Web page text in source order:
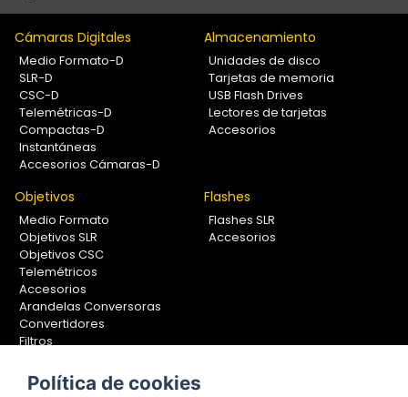
Cámaras Digitales
Medio Formato-D
SLR-D
CSC-D
Telemétricas-D
Compactas-D
Instantáneas
Accesorios Cámaras-D
Almacenamiento
Unidades de disco
Tarjetas de memoria
USB Flash Drives
Lectores de tarjetas
Accesorios
Objetivos
Medio Formato
Objetivos SLR
Objetivos CSC
Telemétricos
Accesorios
Arandelas Conversoras
Convertidores
Filtros
Calibradores
Flashes
Flashes SLR
Accesorios
Política de cookies